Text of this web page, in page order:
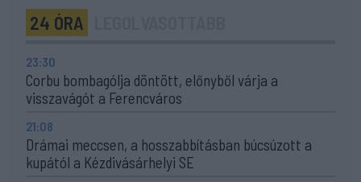
24 ÓRA
23:30
Corbu bombagólja döntött, előnyből várja a
visszavágót a Ferencváros
21:08
Drámai meccsen, a hosszabbításban búcsúzott a
kupától a Kézdivásárhelyi SE